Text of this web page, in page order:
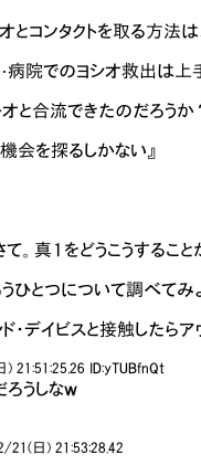
を取る方法は、
救出は上手くい
きたのだろうか？
るしかない』
うすることがで
ついて調べてみよう
接触したらアウト
21:51:25.26 ID:yTUBfnQt
うしなｗ
21(日) 21:53:28.42